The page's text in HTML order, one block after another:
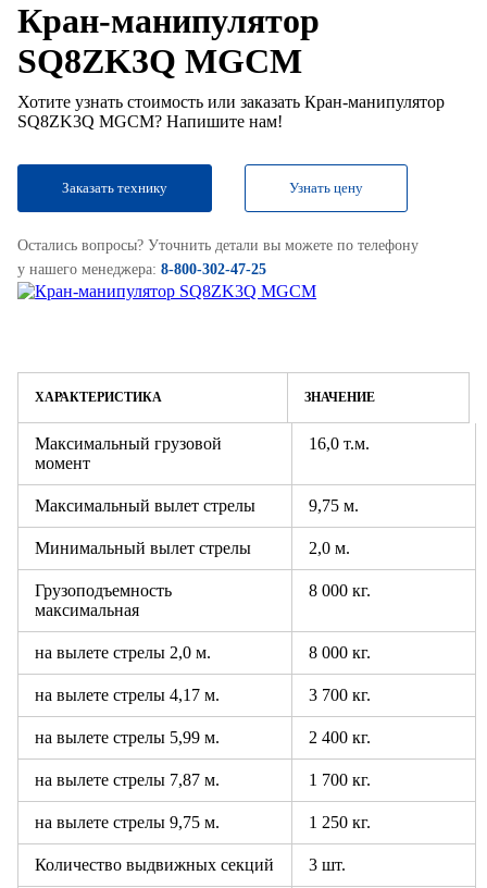
Кран-манипулятор
SQ8ZK3Q MGCM
Хотите узнать стоимость или заказать Кран-манипулятор
SQ8ZK3Q MGCM? Напишите нам!
Заказать технику Узнать цену
Остались вопросы? Уточнить детали вы можете по телефону
у нашего менеджера:8-800-302-47-25
ХАРАКТЕРИСТИКА ЗНАЧЕНИЕ
Максимальный грузовой
момент
16,0 т.м.
Максимальный вылет стрелы 9,75 м.
Минимальный вылет стрелы 2,0 м.
Грузоподъемность
максимальная
8 000 кг.
на вылете стрелы 2,0 м. 8 000 кг.
на вылете стрелы 4,17 м. 3 700 кг.
на вылете стрелы 5,99 м. 2 400 кг.
на вылете стрелы 7,87 м. 1 700 кг.
на вылете стрелы 9,75 м. 1 250 кг.
Количество выдвижных секций 3 шт.